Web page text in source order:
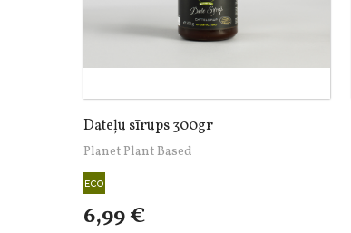
Dateļu sīrups 300gr
Planet Plant Based
6,99 €